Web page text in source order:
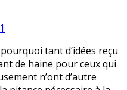
tant d’idées reçu
de haine pour ceux qui
n’ont d’autre